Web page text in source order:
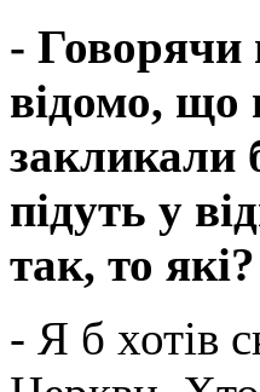
- Говорячи
відомо, що
закликали
підуть у
так, то які?
- Я б хотів